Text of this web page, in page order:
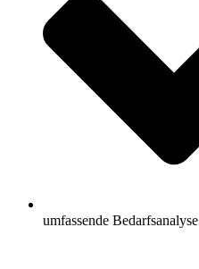
umfassende Bedarfsanalyse